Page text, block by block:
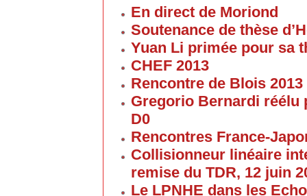
En direct de Moriond
Soutenance de thèse
Yuan Li primée pour sa
CHEF 2013
Rencontre de Blois 2013
Gregorio Bernardi réélu
D0
Rencontres France-
Collisionneur linéaire
remise du TDR, 12 juin
Le LPNHE dans les